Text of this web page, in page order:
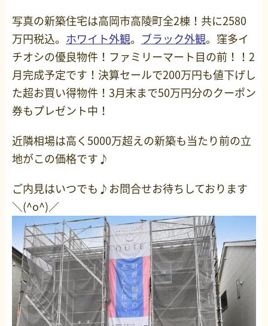
写真の新築住宅は高岡市高陵町全2棟！共に2580
万円税込。 ホワイト外観。 ブラック外観。窪多イ
チオシの優良物件！ファミリーマート目の前！！2
月完成予定です！決算セールで200万円も値下げし
た超お買い得物件！3月末まで50万円分のクーポン
券もプレゼント中！
近隣相場は高く5000万超えの新築も当たり前の立
地がこの価格です♪
ご内見はいつでも♪お問合せお待ちしております
＼(^o^)／